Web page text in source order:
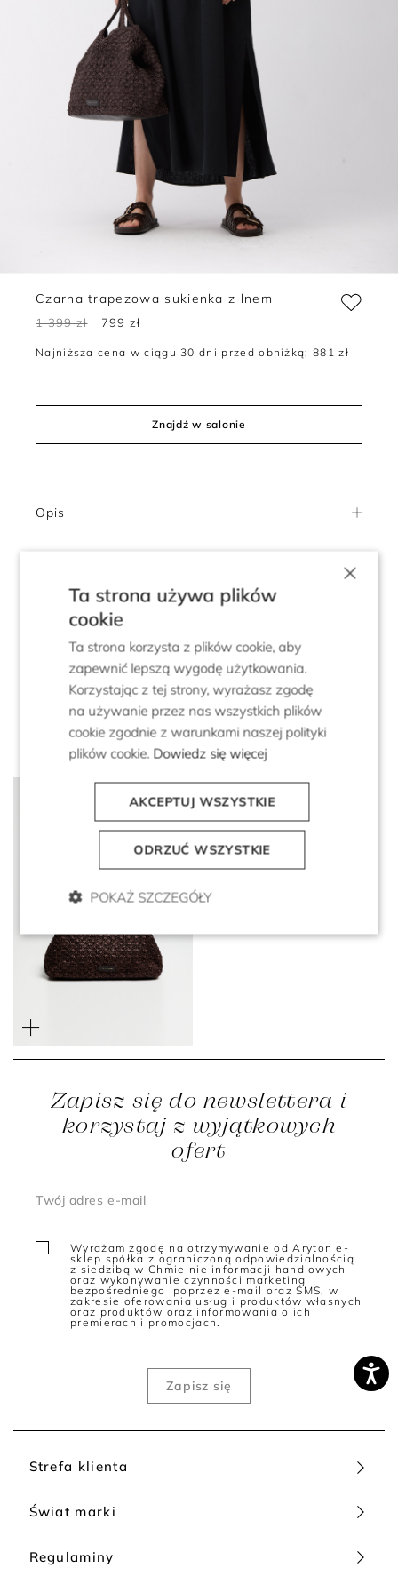
Czarna trapezowa sukienka z lnem
1 399 zł 799 zł
Najniższa cena w ciągu 30 dni przed obniżką:881 zł
Znajdź w salonie
Opis
Skład i pielęgnacja
Zwroty
Strefa klienta
Świat marki
Regulaminy
Zapisz się do newslettera i
korzystaj z wyjątkowych
ofert
Wyrażam zgodę na otrzymywanie od Aryton e-
sklep spółka z ograniczoną odpowiedzialnością
z siedzibą w Chmielnie informacji handlowych
oraz wykonywanie czynności marketing
bezpośredniego poprzez e-mail oraz SMS, w
zakresie oferowania usług i produktów własnych
oraz produktów oraz informowania o ich
premierach i promocjach.
×
Ta strona używa plików
cookie
Ta strona korzysta z plików cookie, aby
zapewnić lepszą wygodę użytkowania.
Korzystając z tej strony, wyrażasz zgodę
na używanie przez nas wszystkich plików
cookie zgodnie z warunkami naszej polityki
plików cookie. Dowiedz się więcej
AKCEPTUJ WSZYSTKIE
ODRZUĆ WSZYSTKIE
POKAŻ SZCZEGÓŁY